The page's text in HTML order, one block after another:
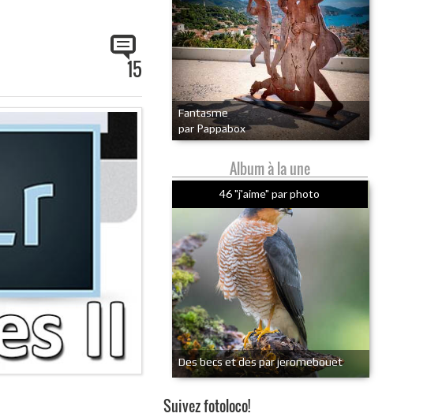
15
Fantasme
par Pappabox
Album à la une
46 "j'aime" par photo
Des becs et des par jeromebouet
Suivez fotoloco!